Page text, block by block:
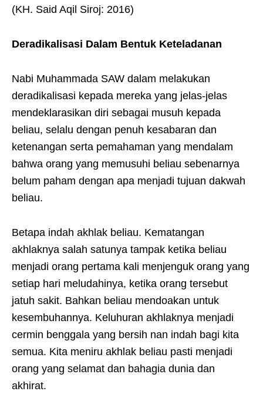
(KH. Said Aqil Siroj: 2016)
Deradikalisasi Dalam Bentuk Keteladanan
Nabi Muhammada SAW dalam melakukan
deradikalisasi kepada mereka yang jelas-jelas
mendeklarasikan diri sebagai musuh kepada
beliau, selalu dengan penuh kesabaran dan
ketenangan serta pemahaman yang mendalam
bahwa orang yang memusuhi beliau sebenarnya
belum paham dengan apa menjadi tujuan dakwah
beliau.
Betapa indah akhlak beliau. Kematangan
akhlaknya salah satunya tampak ketika beliau
menjadi orang pertama kali menjenguk orang yang
setiap hari meludahinya, ketika orang tersebut
jatuh sakit. Bahkan beliau mendoakan untuk
kesembuhannya. Keluhuran akhlaknya menjadi
cermin benggala yang bersih nan indah bagi kita
semua. Kita meniru akhlak beliau pasti menjadi
orang yang selamat dan bahagia dunia dan
akhirat.